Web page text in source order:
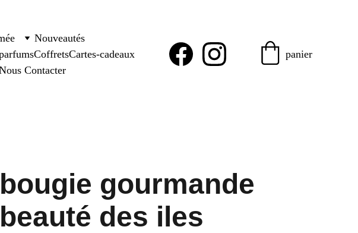
Nouveautés
CoffretsCartes-cadeaux
Contacter
panier
bougie gourmande
beauté des iles